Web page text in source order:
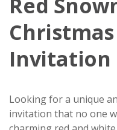
Red
Invitation
Looking for a unique
invitation that no one